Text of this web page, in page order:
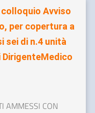
Avviso
per copertura a
sei di n.4 unità
AMMESSI CON